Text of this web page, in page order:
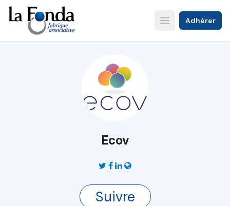
Aller
au
contenu
principal
Open main menu
Adhérer
Ecov
Suivre